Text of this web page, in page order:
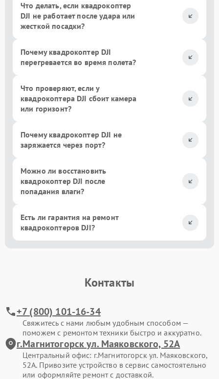
Что делать, если квадрокоптер
DJI не работает после удара или
жесткой посадки?
Почему квадрокоптер DJI
перегревается во время полета?
Что проверяют, если у
квадрокоптера DJI сбоит камера
или горизонт?
Почему квадрокоптер DJI не
заряжается через порт?
Можно ли восстановить
квадрокоптер DJI после
попадания влаги?
Есть ли гарантия на ремонт
квадрокоптеров DJI?
Контакты
+7 (800) 101-16-34
Свяжитесь с нами любым удобным способом —
поможем с ремонтом техники быстро и аккуратно.
г.Магнитогорск ул. Маяковского, 52А
Центральный офис: г.Магнитогорск ул. Маяковского,
52А. Привозите устройство в сервис самостоятельно
или оформляйте ремонт с доставкой.